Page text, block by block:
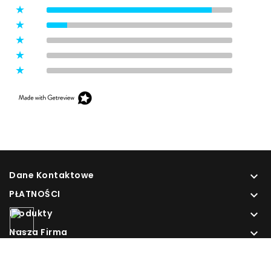
Dane Kontaktowe 
PŁATNOŚCI 
Produkty 
Nasza Firma 